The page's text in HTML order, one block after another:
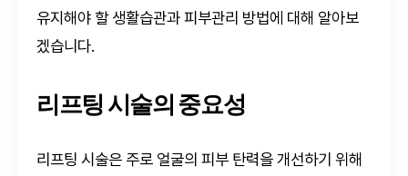
유지해야 할 생활습관과 피부관리 방법에 대해 알아보
겠습니다.
리프팅 시술의 중요성
리프팅 시술은 주로 얼굴의 피부 탄력을 개선하기 위해